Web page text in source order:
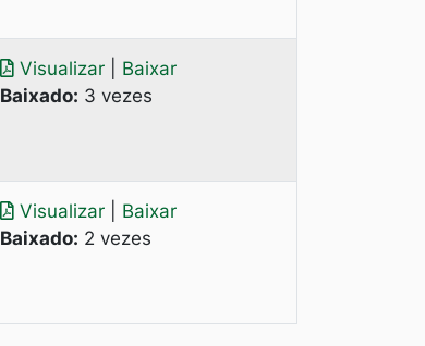
Visualizar
Baixar
Baixado: 3 vezes
Visualizar
Baixar
Baixado: 2 vezes